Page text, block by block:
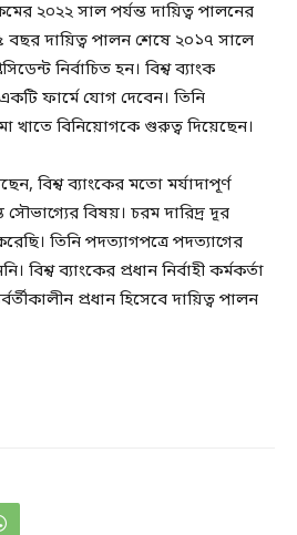
২০২২ সাল পর্যন্ত দায়িত্ব পালনের
বছর দায়িত্ব পালন শেষে ২০১৭ সালে
নির্বাচিত হন। বিশ্ব ব্যাংক
ফার্মে যোগ দেবেন। তিনি
খাতে বিনিয়োগকে গুরুত্ব দিয়েছেন।
বিশ্ব ব্যাংকের মতো মর্যাদাপূর্ণ
সৌভাগ্যের বিষয়। চরম দারিদ্র দূর
তিনি পদত্যাগপত্রে পদত্যাগের
ব্যাংকের প্রধান নির্বাহী কর্মকর্তা
প্রধান হিসেবে দায়িত্ব পালন